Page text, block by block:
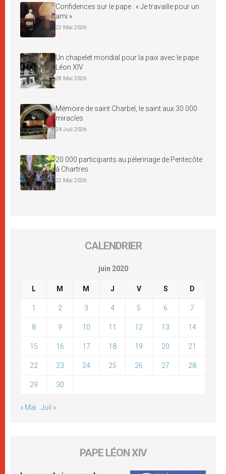
Confidences sur le pape : « Je travaille pour un
ami »
22 Mai 2026
Un chapelet mondial pour la paix avec le pape
Léon XIV
28 Mai 2026
Mémoire de saint Charbel, le saint aux 30 000
miracles
24 Juil 2026
20 000 participants au pèlerinage de Pentecôte
à Chartres
22 Mai 2026
CALENDRIER
juin 2020
L M M J V S D
1 2 3 4 5 6 7
8 9 10 11 12 13 14
15 16 17 18 19 20 21
22 23 24 25 26 27 28
29 30
« Mai Juil »
PAPE LÉON XIV